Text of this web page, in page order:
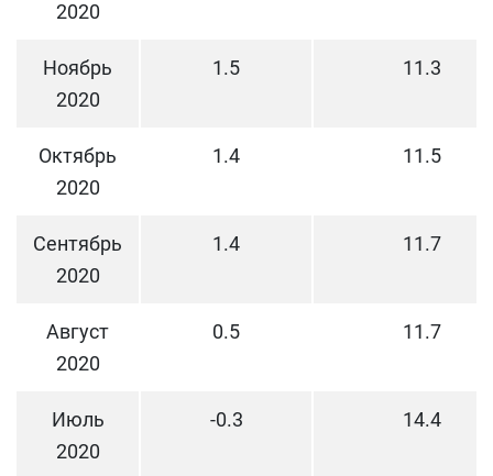
2020
Ноябрь
2020
1.5 11.3
Октябрь
2020
1.4 11.5
Сентябрь
2020
1.4 11.7
Август
2020
0.5 11.7
Июль
2020
-0.3 14.4